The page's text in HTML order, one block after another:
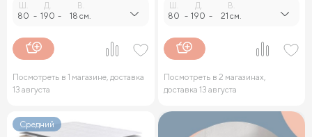
Ш.
80 -
Д.
190 -
В.
18 см.
Посмотреть в 1 магазине, доставка
13 августа
Ш.
80 -
Д.
190 -
В.
21 см.
Посмотреть в 2 магазинах,
доставка 13 августа
Средний